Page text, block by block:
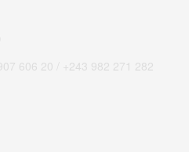
606 20 / +243 982 271 282